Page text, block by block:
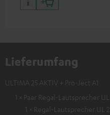
Lieferumfang
ULTIMA 25 AKTIV + Pro-Ject A1
1 × Paar Regal-Lautsprecher
1 × Regal-Lautsprecher UL